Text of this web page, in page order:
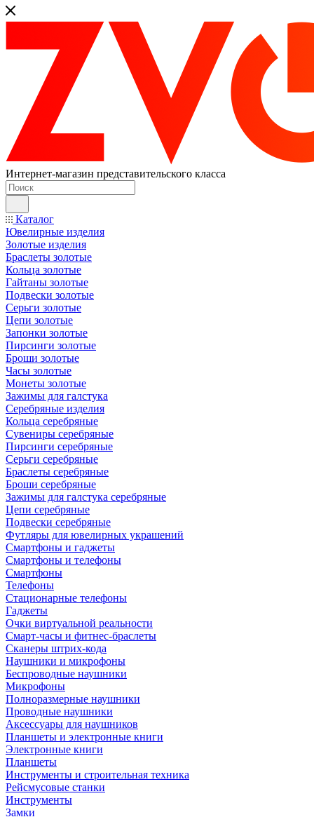
Интернет-магазин представительского класса
Каталог
Ювелирные изделия
Золотые изделия
Браслеты золотые
Кольца золотые
Гайтаны золотые
Подвески золотые
Серьги золотые
Цепи золотые
Запонки золотые
Пирсинги золотые
Броши золотые
Часы золотые
Монеты золотые
Зажимы для галстука
Серебряные изделия
Кольца серебряные
Сувениры серебряные
Пирсинги серебряные
Серьги серебряные
Браслеты серебряные
Броши серебряные
Зажимы для галстука серебряные
Цепи серебряные
Подвески серебряные
Футляры для ювелирных украшений
Смартфоны и гаджеты
Смартфоны и телефоны
Смартфоны
Телефоны
Стационарные телефоны
Гаджеты
Очки виртуальной реальности
Смарт-часы и фитнес-браслеты
Сканеры штрих-кода
Наушники и микрофоны
Беспроводные наушники
Микрофоны
Полноразмерные наушники
Проводные наушники
Аксессуары для наушников
Планшеты и электронные книги
Электронные книги
Планшеты
Инструменты и строительная техника
Рейсмусовые станки
Инструменты
Замки